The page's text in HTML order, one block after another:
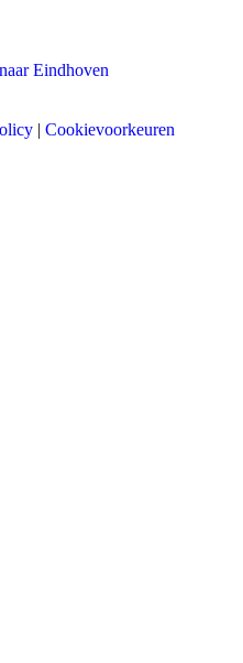
Eindhoven
| Cookievoorkeuren